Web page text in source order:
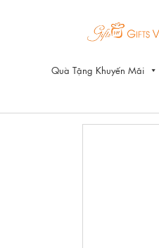
Quà Tặng Khuyến Mãi